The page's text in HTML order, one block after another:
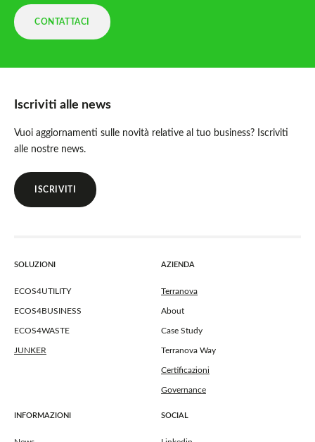
CONTATTACI
Iscriviti alle news
Vuoi aggiornamenti sulle novità relative al tuo business? Iscriviti
alle nostre news.
ISCRIVITI
SOLUZIONI
ECOS4UTILITY
ECOS4BUSINESS
ECOS4WASTE
JUNKER
AZIENDA
Terranova
About
Case Study
Terranova Way
Certificazioni
Governance
INFORMAZIONI SOCIAL